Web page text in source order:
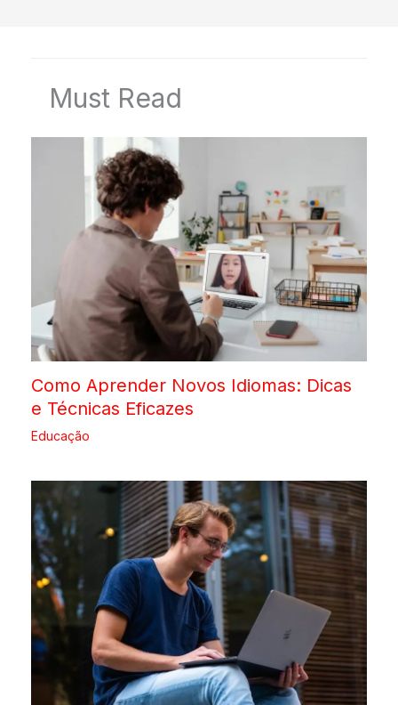
Must Read
Como Aprender Novos Idiomas: Dicas
e Técnicas Eficazes
Educação